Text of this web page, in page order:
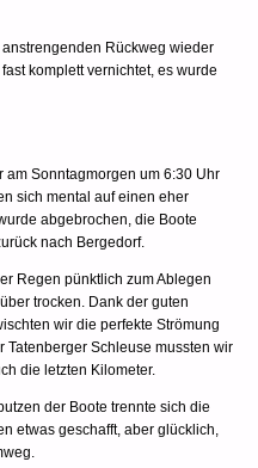
Rückweg wieder
komplett vernichtet, es wurde
am Sonntagmorgen um 6:30 Uhr
sich mental auf einen eher
abgebrochen, die Boote
nach Bergedorf.
Regen pünktlich zum Ablegen
trocken. Dank der guten
wir die perfekte Strömung
Tatenberger Schleuse mussten wir
die letzten Kilometer.
der Boote trennte sich die
etwas geschafft, aber glücklich,